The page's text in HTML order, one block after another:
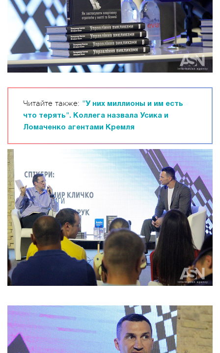
Читайте также: "У них миллионы и им есть
что терять". Коллега назвала Усика и
Ломаченко агентами Кремля